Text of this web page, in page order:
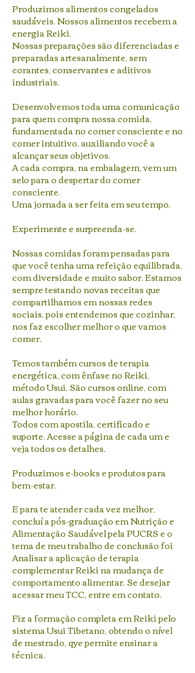
Produzimos alimentos congelados
saudáveis. Nossos alimentos recebem a
energia Reiki.
Nossas preparações são diferenciadas e
preparadas artesanalmente, sem
corantes, conservantes e aditivos
industriais.
Desenvolvemos toda uma comunicação
para quem compra nossa comida,
fundamentada no comer consciente e no
comer intuitivo, auxiliando você a
alcançar seus objetivos.
A cada compra, na embalagem, vem um
selo para o despertar do comer
consciente.
Uma jornada a ser feita em seu tempo.
Experimente e surpreenda-se.
Nossas comidas foram pensadas para
que você tenha uma refeição equilibrada,
com diversidade e muito sabor. Estamos
sempre testando novas receitas que
compartilhamos em nossas redes
sociais, pois entendemos que cozinhar,
nos faz escolher melhor o que vamos
comer.
Temos também cursos de terapia
energética, com ênfase no Reiki,
método Usui. São cursos online, com
aulas gravadas para você fazer no seu
melhor horário.
Todos com apostila, certificado e
suporte. Acesse a página de cada um e
veja todos os detalhes.
Produzimos e-books e produtos para
bem-estar.
E para te atender cada vez melhor,
concluí a pós-graduação em Nutrição e
Alimentação Saudável pela PUCRS e o
tema de meu trabalho de conclusão foi
Analisar a aplicação de terapia
complementar Reiki na mudança de
comportamento alimentar. Se desejar
acessar meu TCC, entre em contato.
Fiz a formação completa em Reiki pelo
sistema Usui Tibetano, obtendo o nível
de mestrado, qye permite ensinar a
técnica.